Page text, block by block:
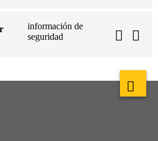
información de
seguridad